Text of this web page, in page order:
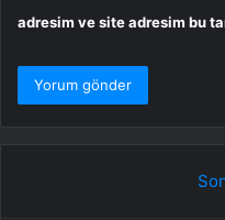
adresim ve site adresim bu